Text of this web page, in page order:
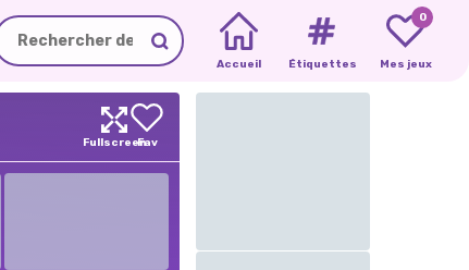
Accueil Étiquettes
0
Mes jeux